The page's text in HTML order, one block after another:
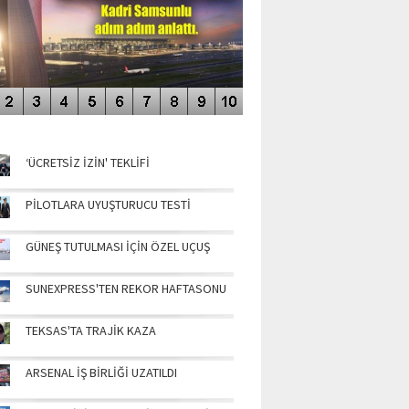
‘ÜCRETSİZ İZİN' TEKLİFİ
PİLOTLARA UYUŞTURUCU TESTİ
GÜNEŞ TUTULMASI İÇİN ÖZEL UÇUŞ
SUNEXPRESS'TEN REKOR HAFTASONU
TEKSAS'TA TRAJİK KAZA
ARSENAL İŞ BİRLİĞİ UZATILDI